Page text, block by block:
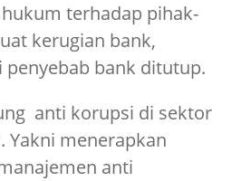
terhadap pihak-
kerugian bank,
bank ditutup.
anti korupsi di sektor
Yakni menerapkan
anti